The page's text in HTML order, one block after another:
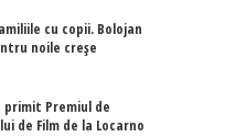
cu copii. Bolojan
noile creșe
primit Premiul de
de Film de la Locarno